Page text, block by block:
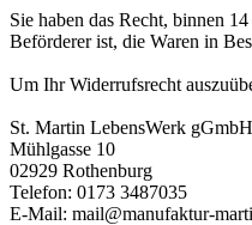
Sie haben das Recht, binnen
Beförderer ist, die Waren in
Um Ihr Widerrufsrecht
St. Martin LebensWerk gGmbH
Mühlgasse 10
02929 Rothenburg
Telefon: 0173 3487035
E-Mail: mail@manufaktur-